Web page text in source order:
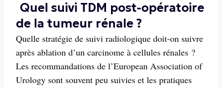
Quel suivi TDM post-opératoire
de la tumeur rénale ?
Quelle stratégie de suivi radiologique doit-on suivre
après ablation d’un carcinome à cellules rénales ?
Les recommandations de l’European Association of
Urology sont souvent peu suivies et les pratiques